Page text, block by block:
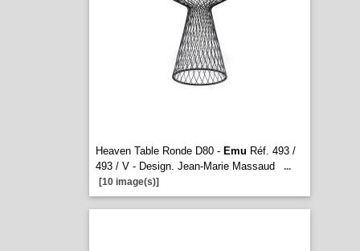
Heaven Table Ronde D80 - Emu Réf. 493 /
493 / V - Design. Jean-Marie Massaud
...
[10 image(s)]